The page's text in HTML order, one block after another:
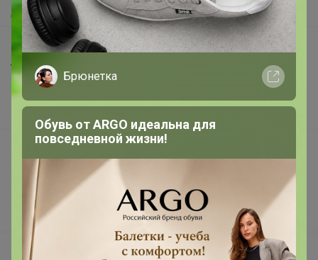
Доставка
Шоурумы
Торговые марки
Наша команда
В наличии
Подарочные сертификаты
Реклама на сайте
Поставщикам
Вакансии
support@24-ok.ru
Брюнетка
Обувь от ARGO идеальна для
повседневной жизни!